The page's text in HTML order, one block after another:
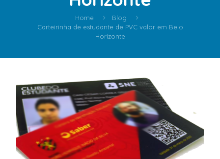
Home
Blog
Carteirinha de estudante de PVC valor em Belo
Horizonte